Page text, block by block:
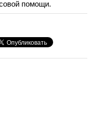
помощи.